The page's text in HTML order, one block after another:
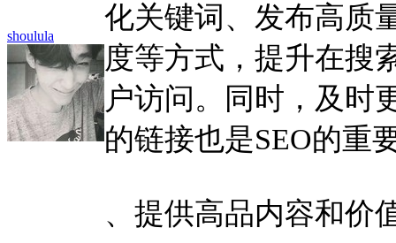
shoulula
化关键词、发布高质
度等方式，提升在搜
户访问。同时，及时
的链接也是SEO的重
、提供高品内容和价